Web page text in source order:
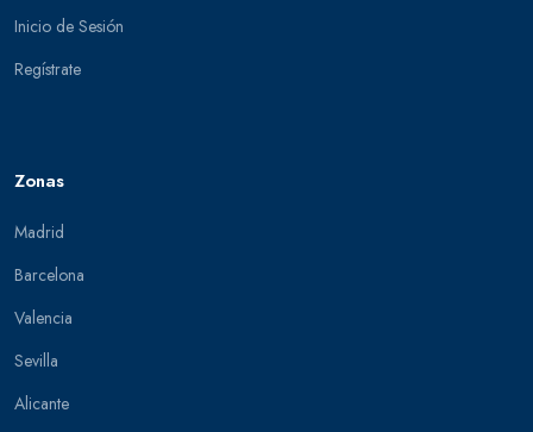
Inicio de Sesión
Regístrate
Zonas
Madrid
Barcelona
Valencia
Sevilla
Alicante